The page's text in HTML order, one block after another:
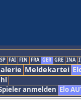
FAI FIN FRA GER GRE INA
Meldekartei
anmelden Elo